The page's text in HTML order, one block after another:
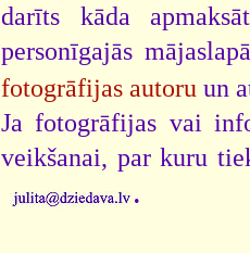
darīts kāda
personīgajās
fotogrāfijas autoru un
Ja fotogrāfijas vai
veikšanai, par kuru
.